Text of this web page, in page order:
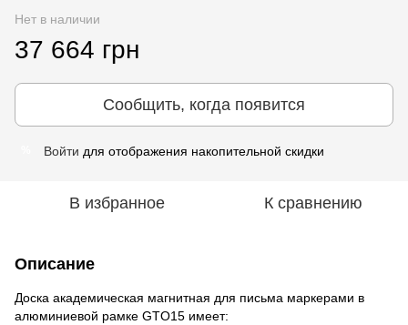
Нет в наличии
37 664 грн
Сообщить, когда появится
Войти для отображения накопительной скидки
В избранное К сравнению
Описание
Доска академическая магнитная для письма маркерами в
алюминиевой рамке GTO15 имеет: